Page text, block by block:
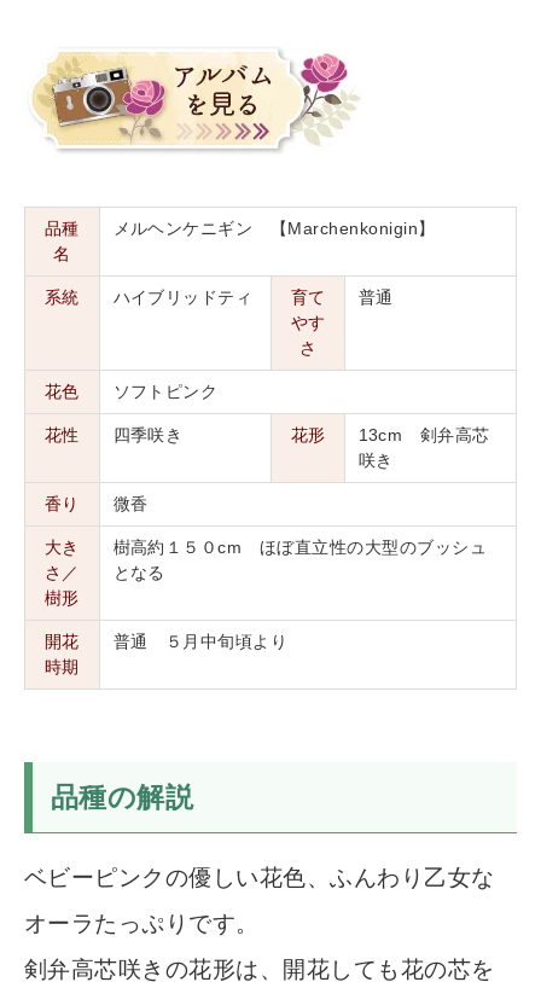
品種
名
メルヘンケニギン 【Marchenkonigin】
系統 ハイブリッドティ
育て
やす
さ
普通
花色 ソフトピンク
花性 四季咲き 花形
13cm 剣弁高芯
咲き
香り 微香
大き
さ／
樹形
樹高約１５０cm ほぼ直立性の大型のブッシュ
となる
開花
時期
普通 ５月中旬頃より
品種の解説
ベビーピンクの優しい花色、ふんわり乙女な
オーラたっぷりです。
剣弁高芯咲きの花形は、開花しても花の芯を